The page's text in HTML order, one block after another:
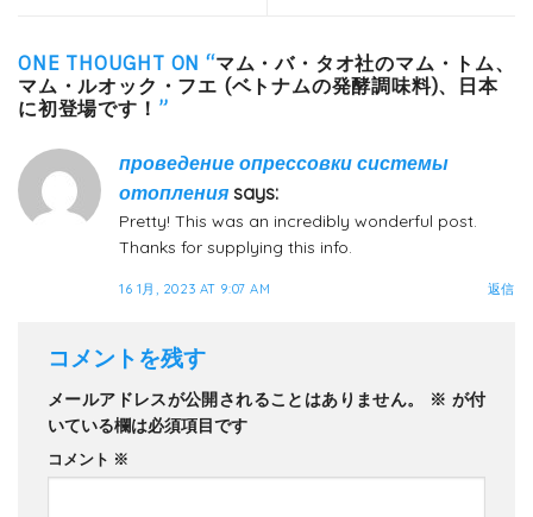
ONE THOUGHT ON “マム・バ・タオ社のマム・トム、
マム・ルオック・フエ (ベトナムの発酵調味料)、日本
に初登場です！ ”
проведение опрессовки системы
отопления says:
Pretty! This was an incredibly wonderful post.
Thanks for supplying this info.
16 1月, 2023 AT 9:07 AM 返信
コメントを残す
メールアドレスが公開されることはありません。 ※ が付
いている欄は必須項目です
コメント ※